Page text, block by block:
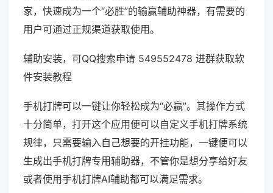
家，快速成为一个“必胜”的输赢辅助神器，有需要的
用户可通过正规渠道获取使用。
辅助安装，可QQ搜索申请 549552478 进群获取软
件安装教程
手机打牌可以一键让你轻松成为“必赢”。其操作方式
十分简单，打开这个应用便可以自定义手机打牌系统
规律，只需要输入自己想要的开挂功能，一键便可以
生成出手机打牌专用辅助器，不管你是想分享给好友
或者使用手机打牌AI辅助都可以满足需求。